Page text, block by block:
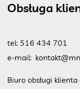
Obsługa
tel: 516 434 701
e-mail:
Biuro obsługi